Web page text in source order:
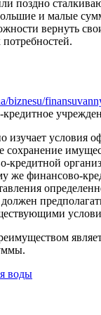
поздно
и малые
вернуть
biznesu/
изучает
сохранение
финансово-
воды